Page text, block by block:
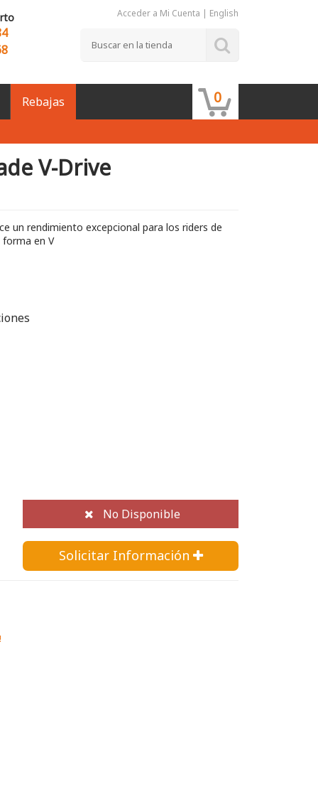
Acceder a Mi Cuenta | English
Rebajas 0
V-Drive
un rendimiento excepcional para los riders de
en V
No Disponible
Solicitar Información 